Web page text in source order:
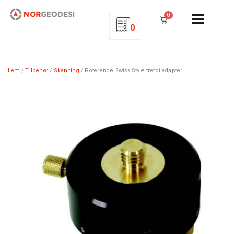
0
0
Hjem / Tilbehør / Skanning / Roterende Swiss Style trefot adapter